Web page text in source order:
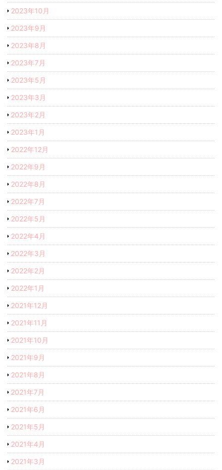
2023年10月
2023年9月
2023年8月
2023年7月
2023年5月
2023年3月
2023年2月
2023年1月
2022年12月
2022年9月
2022年8月
2022年7月
2022年5月
2022年4月
2022年3月
2022年2月
2022年1月
2021年12月
2021年11月
2021年10月
2021年9月
2021年8月
2021年7月
2021年6月
2021年5月
2021年4月
2021年3月